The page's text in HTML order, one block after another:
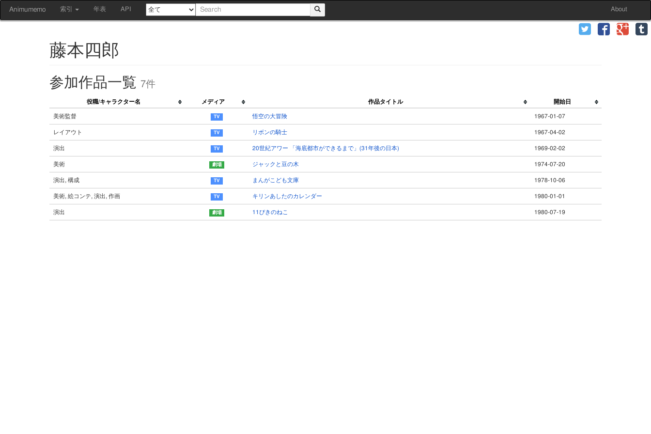
Animumemo 索引 年表 API About
藤本四郎
参加作品一覧 7件
役職/キャラクター名 メディア 作品タイトル 開始日
美術監督 悟空の大冒険 1967-01-07
レイアウト リボンの騎士 1967-04-02
演出 20世紀アワー 「海底都市ができるまで」(31年後の日本) 1969-02-02
美術 ジャックと豆の木 1974-07-20
演出, 構成 まんがこども文庫 1978-10-06
美術, 絵コンテ, 演出, 作画 キリンあしたのカレンダー 1980-01-01
演出 11ぴきのねこ 1980-07-19